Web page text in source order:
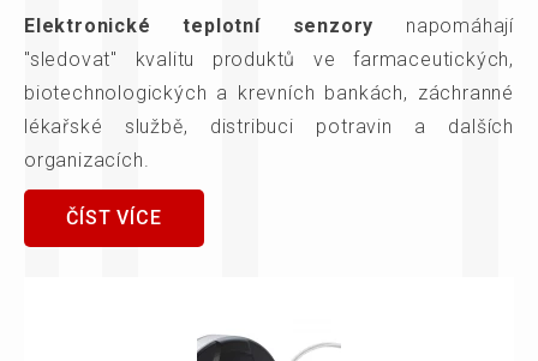
Elektronické teplotní senzory napomáhají
"sledovat" kvalitu produktů ve farmaceutických,
biotechnologických a krevních bankách, záchranné
lékařské službě, distribuci potravin a dalších
organizacích.
ČÍST VÍCE